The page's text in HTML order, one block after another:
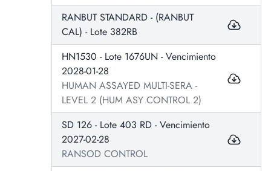
RANBUT STANDARD - (RANBUT
CAL) - Lote 382RB
HN1530 - Lote 1676UN - Vencimiento
2028-01-28
HUMAN ASSAYED MULTI-SERA -
LEVEL 2 (HUM ASY CONTROL 2)
SD 126 - Lote 403 RD - Vencimiento
2027-02-28
RANSOD CONTROL